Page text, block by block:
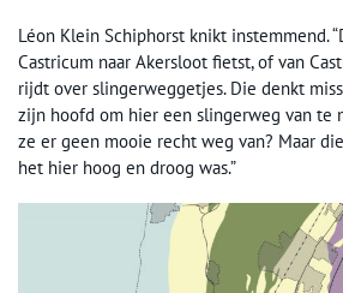
Léon Klein Schiphorst knikt instemmend.
Castricum naar Akersloot fietst, of van
rijdt over slingerweggetjes. Die denkt
zijn hoofd om hier een slingerweg van te
ze er geen mooie recht weg van? Maar
het hier hoog en droog was.”